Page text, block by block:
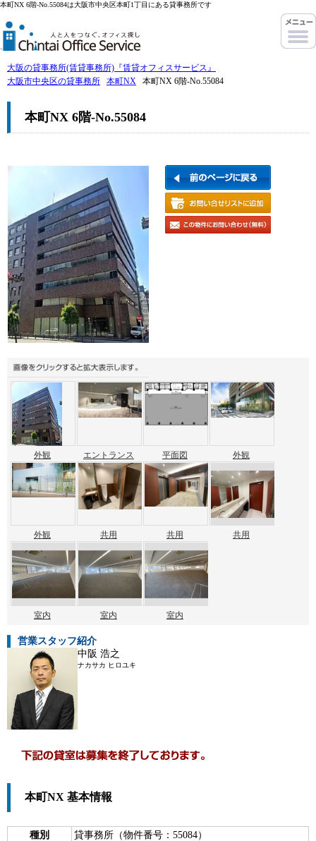
本町NX 6階-No.55084は大阪市中央区本町1丁目にある貸事務所です
大阪の貸事務所(賃貸事務所)『賃貸オフィスサービス』
大阪市中央区の貸事務所
本町NX 本町NX 6階-No.55084
本町NX 6階-No.55084
外観 エントランス 平面図 外観
外観 共用 共用 共用
室内 室内 室内
営業スタッフ紹介
中阪 浩之
ナカサカ ヒロユキ
本町NX 基本情報
種別
貸事務所（物件番号：55084）